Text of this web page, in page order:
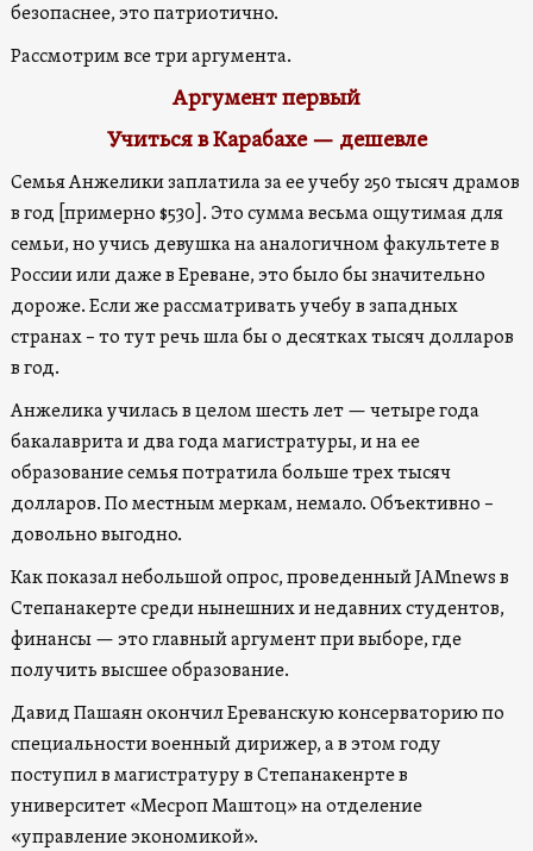
безопаснее, это патриотично.
Рассмотрим все три аргумента.
Аргумент первый
Учиться в Карабахе — дешевле
Семья Анжелики заплатила за ее учебу 250 тысяч драмов
в год [примерно $530]. Это сумма весьма ощутимая для
семьи, но учись девушка на аналогичном факультете в
России или даже в Ереване, это было бы значительно
дороже. Если же рассматривать учебу в западных
странах – то тут речь шла бы о десятках тысяч долларов
в год.
Анжелика училась в целом шесть лет — четыре года
бакалаврита и два года магистратуры, и на ее
образование семья потратила больше трех тысяч
долларов. По местным меркам, немало. Объективно –
довольно выгодно.
Как показал небольшой опрос, проведенный JAMnews в
Степанакерте среди нынешних и недавних студентов,
финансы — это главный аргумент при выборе, где
получить высшее образование.
Давид Пашаян окончил Ереванскую консерваторию по
специальности военный дирижер, а в этом году
поступил в магистратуру в Степанакенрте в
университет «Месроп Маштоц» на отделение
«управление экономикой».